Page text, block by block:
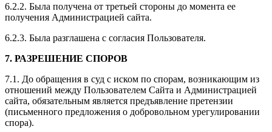
6.2.2. Была получена от третьей стороны до момента ее
получения Администрацией сайта.
6.2.3. Была разглашена с согласия Пользователя.
7. РАЗРЕШЕНИЕ СПОРОВ
7.1. До обращения в суд с иском по спорам, возникающим из
отношений между Пользователем Сайта и Администрацией
сайта, обязательным является предъявление претензии
(письменного предложения о добровольном урегулировании
спора).